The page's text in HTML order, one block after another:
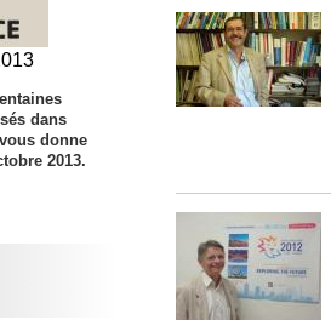
dans
donne
2013.